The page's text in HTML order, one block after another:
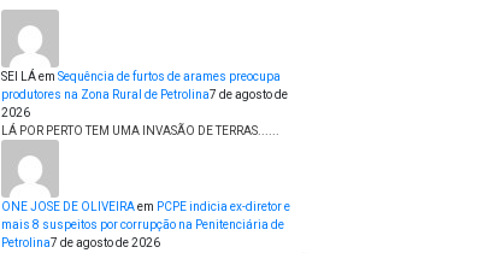
SEI LÁem Sequência de furtos de arames preocupa
produtores na Zona Rural de Petrolina7 de agosto de
2026
LÁ POR PERTO TEM UMA INVASÃO DE TERRAS......
ONE JOSE DE OLIVEIRAem PCPE indicia ex-diretor e
mais 8 suspeitos por corrupção na Penitenciária de
Petrolina7 de agosto de 2026